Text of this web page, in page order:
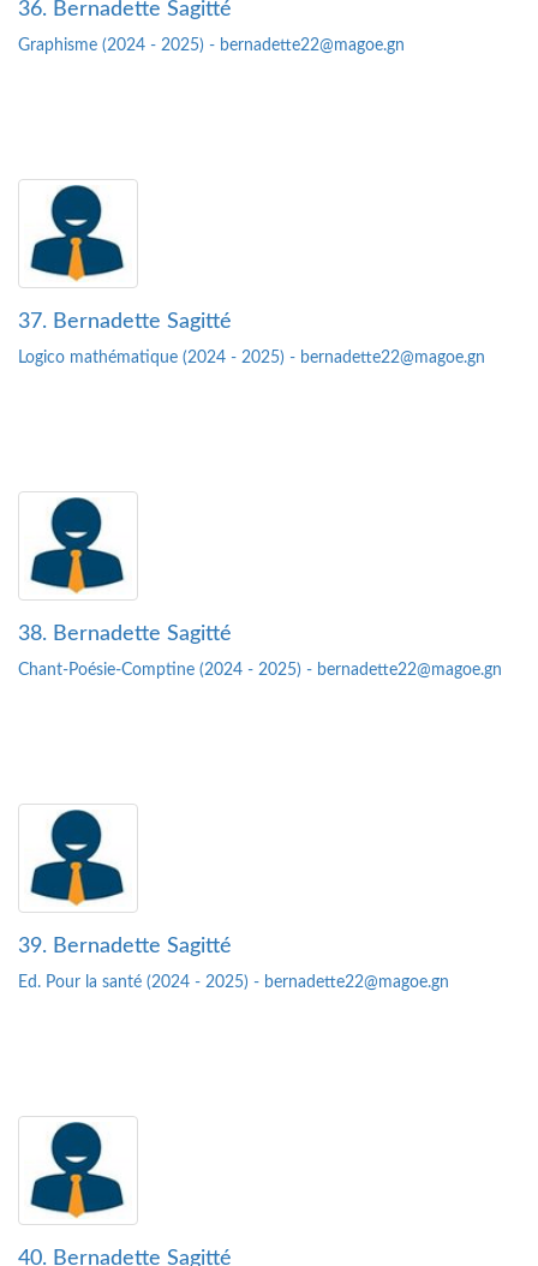
36. Bernadette Sagitté
Graphisme (2024 - 2025) - bernadette22@magoe.gn
37. Bernadette Sagitté
Logico mathématique (2024 - 2025) - bernadette22@magoe.gn
38. Bernadette Sagitté
Chant-Poésie-Comptine (2024 - 2025) - bernadette22@magoe.gn
39. Bernadette Sagitté
Ed. Pour la santé (2024 - 2025) - bernadette22@magoe.gn
40. Bernadette Sagitté